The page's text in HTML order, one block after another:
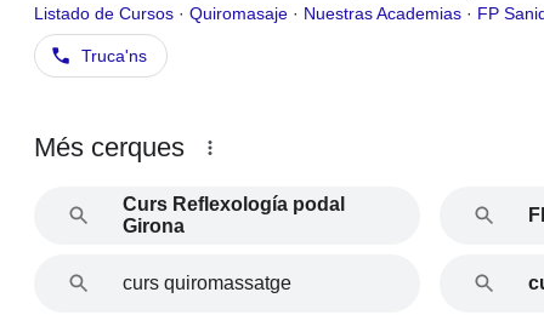
Listado de Cursos · ‎ Quiromasaje · ‎ Nuestras Academias · ‎ FP
Truca'ns
Més cerques
Curs Reflexología podal
Girona
curs quiromassatge